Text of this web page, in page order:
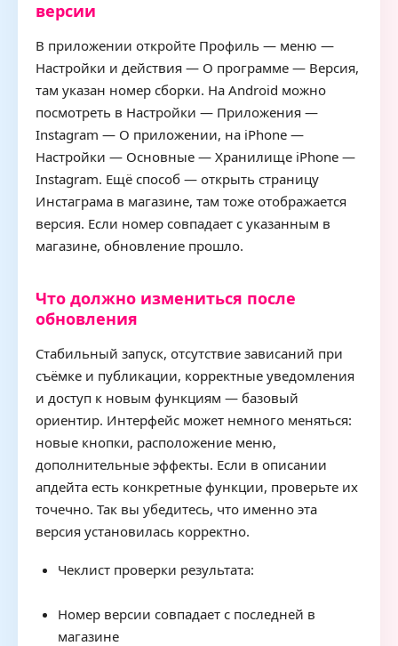
версии
В приложении откройте Профиль — меню —
Настройки и действия — О программе — Версия,
там указан номер сборки. На Android можно
посмотреть в Настройки — Приложения —
Instagram — О приложении, на iPhone —
Настройки — Основные — Хранилище iPhone —
Instagram. Ещё способ — открыть страницу
Инстаграма в магазине, там тоже отображается
версия. Если номер совпадает с указанным в
магазине, обновление прошло.
Что должно измениться после
обновления
Стабильный запуск, отсутствие зависаний при
съёмке и публикации, корректные уведомления
и доступ к новым функциям — базовый
ориентир. Интерфейс может немного меняться:
новые кнопки, расположение меню,
дополнительные эффекты. Если в описании
апдейта есть конкретные функции, проверьте их
точечно. Так вы убедитесь, что именно эта
версия установилась корректно.
Чеклист проверки результата:
Номер версии совпадает с последней в
магазине